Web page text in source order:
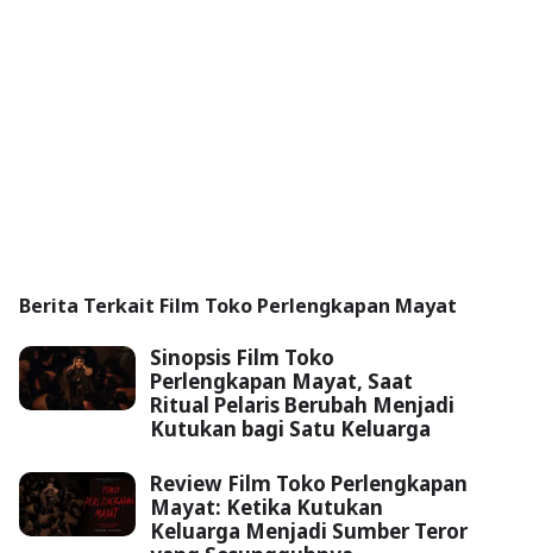
Berita Terkait Film Toko Perlengkapan Mayat
Sinopsis Film Toko
Perlengkapan Mayat, Saat
Ritual Pelaris Berubah Menjadi
Kutukan bagi Satu Keluarga
Review Film Toko Perlengkapan
Mayat: Ketika Kutukan
Keluarga Menjadi Sumber Teror